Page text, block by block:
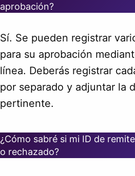
aprobación?
Sí. Se pueden registrar
para su aprobación
línea. Deberás registrar
por separado y adjuntar la
pertinente.
¿Cómo sabré si mi ID de
o rechazado?